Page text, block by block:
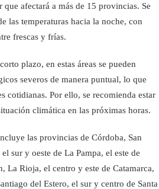
afectará a más de 15 provincias. Se
las temperaturas hacia la noche, con
frescas y frías.
plazo, en estas áreas se pueden
severos de manera puntual, lo que
cotidianas. Por ello, se recomienda estar
climática en las próximas horas.
las provincias de Córdoba, San
sur y oeste de La Pampa, el este de
La Rioja, el centro y este de Catamarca,
del Estero, el sur y centro de Santa